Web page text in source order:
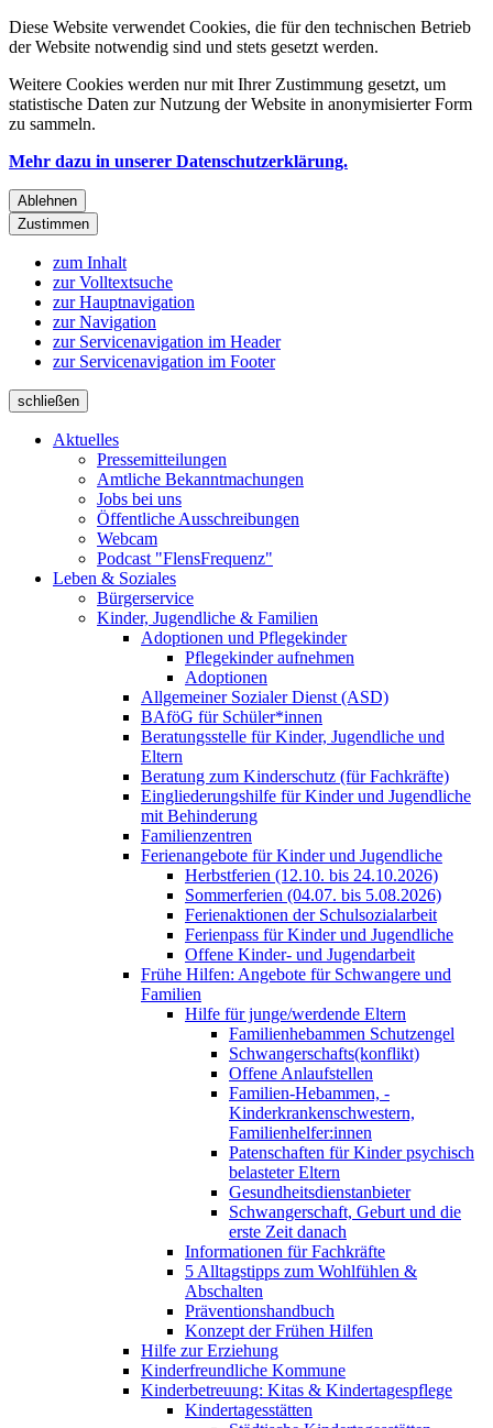
Diese Website verwendet Cookies, die für den technischen Betrieb
der Website notwendig sind und stets gesetzt werden.
Weitere Cookies werden nur mit Ihrer Zustimmung gesetzt, um
statistische Daten zur Nutzung der Website in anonymisierter Form
zu sammeln.
Mehr dazu in unserer Datenschutzerklärung.
Ablehnen
Zustimmen
zum Inhalt
zur Volltextsuche
zur Hauptnavigation
zur Navigation
zur Servicenavigation im Header
zur Servicenavigation im Footer
schließen
Aktuelles
Pressemitteilungen
Amtliche Bekanntmachungen
Jobs bei uns
Öffentliche Ausschreibungen
Webcam
Podcast "FlensFrequenz"
Leben & Soziales
Bürgerservice
Kinder, Jugendliche & Familien
Adoptionen und Pflegekinder
Pflegekinder aufnehmen
Adoptionen
Allgemeiner Sozialer Dienst (ASD)
BAföG für Schüler*innen
Beratungsstelle für Kinder, Jugendliche und
Eltern
Beratung zum Kinderschutz (für Fachkräfte)
Eingliederungshilfe für Kinder und Jugendliche
mit Behinderung
Familienzentren
Ferienangebote für Kinder und Jugendliche
Herbstferien (12.10. bis 24.10.2026)
Sommerferien (04.07. bis 5.08.2026)
Ferienaktionen der Schulsozialarbeit
Ferienpass für Kinder und Jugendliche
Offene Kinder- und Jugendarbeit
Frühe Hilfen: Angebote für Schwangere und
Familien
Hilfe für junge/werdende Eltern
Familienhebammen Schutzengel
Schwangerschafts(konflikt)
Offene Anlaufstellen
Familien-Hebammen, -
Kinderkrankenschwestern,
Familienhelfer:innen
Patenschaften für Kinder psychisch
belasteter Eltern
Gesundheitsdienstanbieter
Schwangerschaft, Geburt und die
erste Zeit danach
Informationen für Fachkräfte
5 Alltagstipps zum Wohlfühlen &
Abschalten
Präventionshandbuch
Konzept der Frühen Hilfen
Hilfe zur Erziehung
Kinderfreundliche Kommune
Kinderbetreuung: Kitas & Kindertagespflege
Kindertagesstätten